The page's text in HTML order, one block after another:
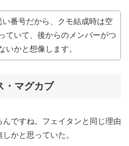
い番号だから、クモ結成時は空
ていて、後からのメンバーがつ
いかと想像します。
・マグカブ
ですね。フェイタンと同じ理由
かと思っていた。